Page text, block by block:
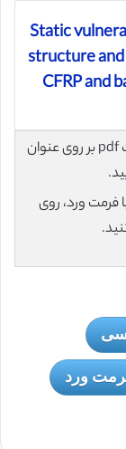
Static
structure
CFRP and
برای دانلود رایگان مقاله انگلیسی با فرمت pdf بر روی عنوان
فرمت ورد، روی
ورد